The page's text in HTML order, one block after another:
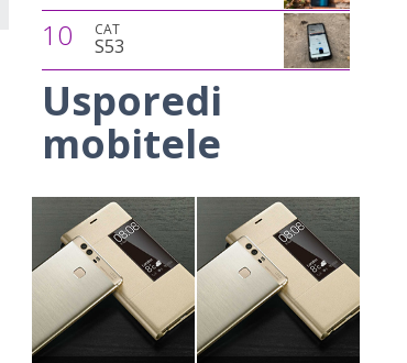
10 CAT
S53
Usporedi
mobitele